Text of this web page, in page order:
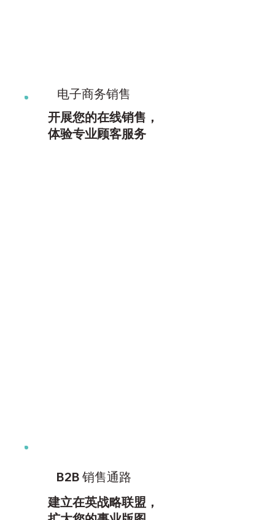
电子商务销售
开展您的在线销售，
体验专业顾客服务
B2B 销售通路
建立在英战略联盟，